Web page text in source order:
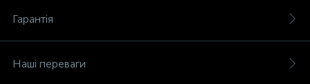
Гарантія
Наші переваги